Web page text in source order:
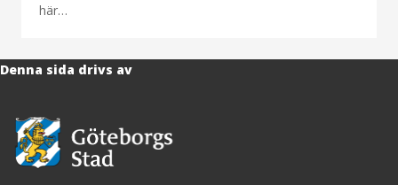
här…
Denna sida drivs av